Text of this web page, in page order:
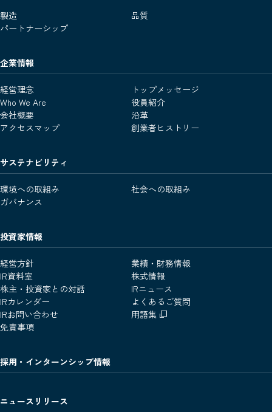
製造
品質
パートナーシップ
企業情報
経営理念
トップメッセージ
Who We Are
役員紹介
会社概要
沿革
アクセスマップ
創業者ヒストリー
サステナビリティ
環境への取組み
社会への取組み
ガバナンス
投資家情報
経営方針
業績・財務情報
IR資料室
株式情報
株主・投資家との対話
IRニュース
IRカレンダー
よくあるご質問
IRお問い合わせ
用語集
免責事項
採用・インターンシップ情報
ニュースリリース